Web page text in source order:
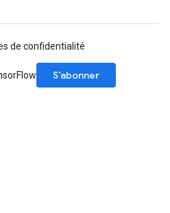
de confidentialité
S’abonner